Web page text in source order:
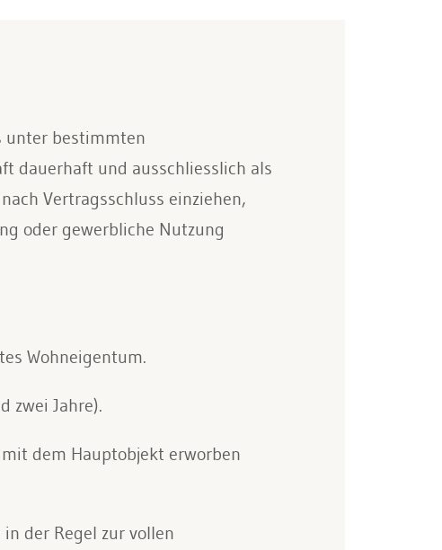
unter bestimmten
dauerhaft und ausschliesslich als
Vertragsschluss einziehen,
oder gewerbliche Nutzung
Wohneigentum.
zwei Jahre).
dem Hauptobjekt erworben
der Regel zur vollen